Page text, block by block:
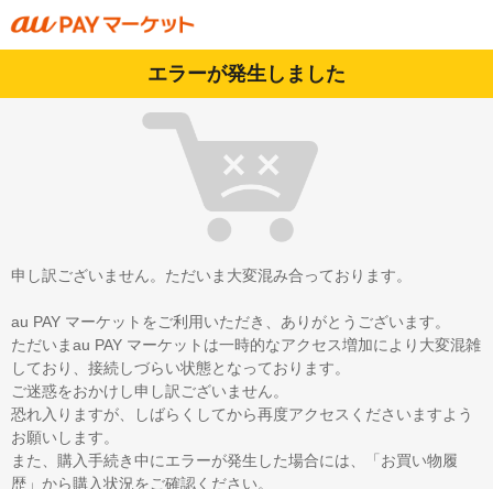
エラーが発生しました
申し訳ございません。ただいま大変混み合っております。
au PAY マーケットをご利用いただき、ありがとうございます。
ただいまau PAY マーケットは一時的なアクセス増加により大変混雑
しており、接続しづらい状態となっております。
ご迷惑をおかけし申し訳ございません。
恐れ入りますが、しばらくしてから再度アクセスくださいますよう
お願いします。
また、購入手続き中にエラーが発生した場合には、「お買い物履
歴」から購入状況をご確認ください。